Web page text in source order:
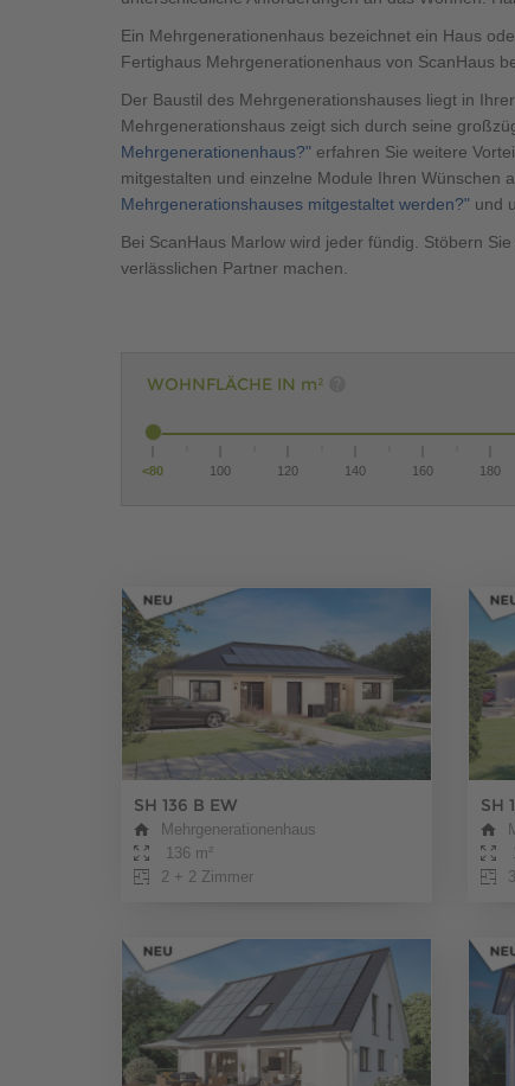
Ein Mehrgenerationenhaus bezeichnet ein Haus
Fertighaus Mehrgenerationenhaus von ScanHaus
Der Baustil des Mehrgenerationshauses liegt in
Mehrgenerationshaus zeigt sich durch seine
Mehrgenerationenhaus?" erfahren Sie weitere
mitgestalten und einzelne Module Ihren Wünschen
Mehrgenerationshauses mitgestaltet werden?" und
Bei ScanHaus Marlow wird jeder fündig. Stöbern
verlässlichen Partner machen.
WOHNFLÄCHE IN m²
<80 100 120 140 160 180
SH 136 B EW
Mehrgenerationenhaus
136 m²
2 + 2 Zimmer
SH